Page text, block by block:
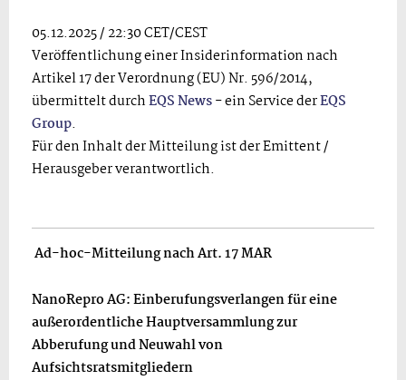
05.12.2025 / 22:30 CET/CEST
Veröffentlichung einer Insiderinformation nach
Artikel 17 der Verordnung (EU) Nr. 596/2014,
übermittelt durchEQS News- ein Service derEQS
Group.
Für den Inhalt der Mitteilung ist der Emittent /
Herausgeber verantwortlich.
Ad-hoc-Mitteilung nach Art. 17 MAR
NanoRepro AG: Einberufungsverlangen für eine
außerordentliche Hauptversammlung zur
Abberufung und Neuwahl von
Aufsichtsratsmitgliedern